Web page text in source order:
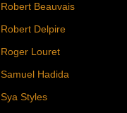
Robert Beauvais
Robert Delpire
Roger Louret
Samuel Hadida
Sya Styles